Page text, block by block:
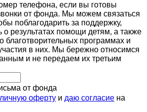
телефона, если вы готовы
от фонда. Мы можем связаться
поблагодарить за поддержку,
о результатах помощи детям, а также
благотворительных программах и
в них. Мы бережно относимся
и не передаем их третьим
от фонда
оферту и даю согласие на